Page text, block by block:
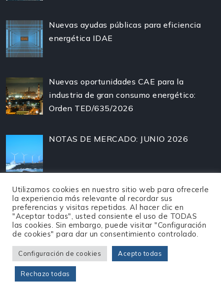
Nuevas ayudas públicas para eficiencia
energética IDAE
Nuevas oportunidades CAE para la
industria de gran consumo energético:
Orden TED/635/2026
NOTAS DE MERCADO: JUNIO 2026
©2026Enertrade -Política de privacidad
Utilizamos cookies en nuestro sitio web para ofrecerle
la experiencia más relevante al recordar sus
preferencias y visitas repetidas. Al hacer clic en
"Aceptar todas", usted consiente el uso de TODAS
las cookies. Sin embargo, puede visitar "Configuración
de cookies" para dar un consentimiento controlado.
Configuración de cookies Acepto todas
Rechazo todas